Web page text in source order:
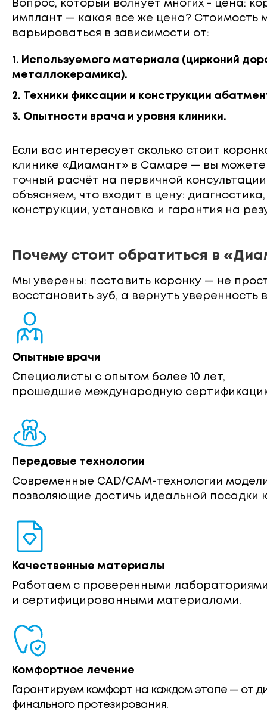
Вопрос, который волнует многих - цена:
имплант — какая все же цена? Стоимость
варьироваться в зависимости от:
1. Используемого материала (цирконий
металлокерамика).
2. Техники фиксации и конструкции
3. Опытности врача и уровня клиники.
Если вас интересует сколько стоит
клинике «Диамант» в Самаре — вы можете
точный расчёт на первичной
объясняем, что входит в цену:
конструкции, установка и гарантия на
Почему стоит обратиться в
Мы уверены: поставить коронку — не
восстановить зуб, а вернуть уверенность
Опытные врачи
Специалисты с опытом более 10 лет,
прошедшие международную
Передовые технологии
Современные CAD/CAM-технологии
позволяющие достичь идеальной посадки
Качественные материалы
Работаем с проверенными
и сертифицированными материалами.
Комфортное лечение
Гарантируем комфорт на каждом этапе — от
финального протезирования.